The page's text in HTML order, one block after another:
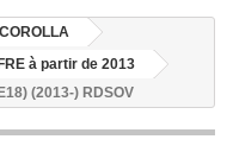
COROLLA
à partir de 2013
(2013-) RDSOV